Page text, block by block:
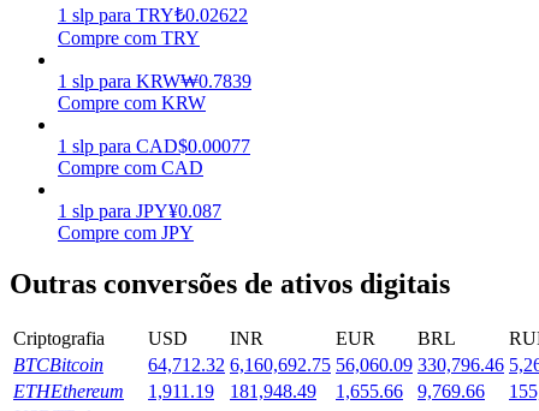
Launchpool
Staking flexível para ganhar tokens populares.
1 slp para TRY₺0.02622
Compre com TRY
1 slp para KRW₩0.7839
Compre com KRW
1 slp para CAD$0.00077
Compre com CAD
1 slp para JPY¥0.087
Compre com JPY
Outras conversões de ativos digitais
Criptografia USD INR EUR BRL
BTCBitcoin 64,712.32 6,160,692.75 56,060.09 330,796.46
ETHEthereum 1,911.19 181,948.49 1,655.66 9,769.66